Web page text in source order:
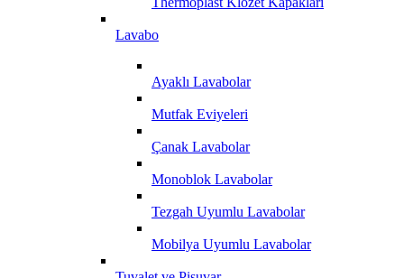
Lavabo
Ayaklı Lavabolar
Mutfak Eviyeleri
Çanak Lavabolar
Monoblok Lavabolar
Tezgah Uyumlu Lavabolar
Mobilya Uyumlu Lavabolar